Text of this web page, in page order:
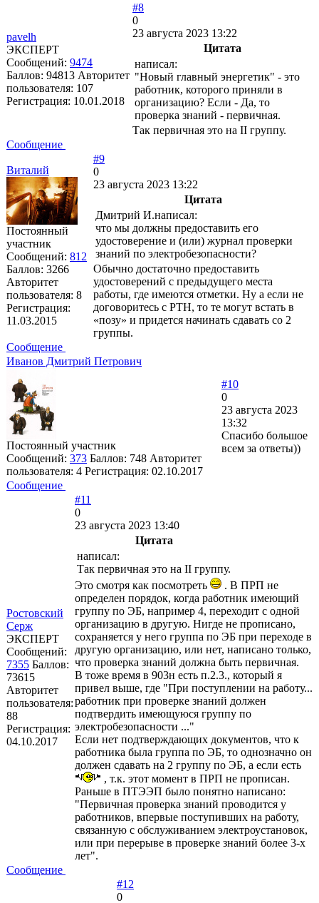
pavelh
ЭКСПЕРТ
Сообщений: 9474
Баллов: 94813 Авторитет
пользователя: 107
Регистрация: 10.01.2018
#8
0
23 августа 2023 13:22
Цитата
написал:
"Новый главный энергетик" - это
работник, которого приняли в
организацию? Если - Да, то
проверка знаний - первичная.
Так первичная это на II группу.
Сообщение
Виталий
Постоянный
участник
Сообщений: 812
Баллов: 3266
Авторитет
пользователя: 8
Регистрация:
11.03.2015
#9
0
23 августа 2023 13:22
Цитата
Дмитрий И.написал:
что мы должны предоставить его
удостоверение и (или) журнал проверки
знаний по электробезопасности?
Обычно достаточно предоставить
удостоверений с предыдущего места
работы, где имеются отметки. Ну а если не
договоритесь с РТН, то те могут встать в
«позу» и придется начинать сдавать со 2
группы.
Сообщение
Иванов Дмитрий Петрович
Постоянный участник
Сообщений: 373 Баллов: 748 Авторитет
пользователя: 4 Регистрация: 02.10.2017
#10
0
23 августа 2023
13:32
Спасибо большое
всем за ответы))
Сообщение
Ростовский
Серж
ЭКСПЕРТ
Сообщений:
7355 Баллов:
73615
Авторитет
пользователя:
88
Регистрация:
04.10.2017
#11
0
23 августа 2023 13:40
Цитата
написал:
Так первичная это на II группу.
Это смотря как посмотреть
. В ПРП не
определен порядок, когда работник имеющий
группу по ЭБ, например 4, переходит с одной
организацию в другую. Нигде не прописано,
сохраняется у него группа по ЭБ при переходе в
другую организацию, или нет, написано только,
что проверка знаний должна быть первичная.
В тоже время в 903н есть п.2.3., который я
привел выше, где "При поступлении на работу...
работник при проверке знаний должен
подтвердить имеющуюся группу по
электробезопасности ..."
Если нет подтверждающих документов, что к
работника была группа по ЭБ, то однозначно он
должен сдавать на 2 группу по ЭБ, а если есть
, т.к. этот момент в ПРП не прописан.
Раньше в ПТЭЭП было понятно написано:
"Первичная проверка знаний проводится у
работников, впервые поступивших на работу,
связанную с обслуживанием электроустановок,
или при перерыве в проверке знаний более 3-х
лет".
Сообщение
#12
0